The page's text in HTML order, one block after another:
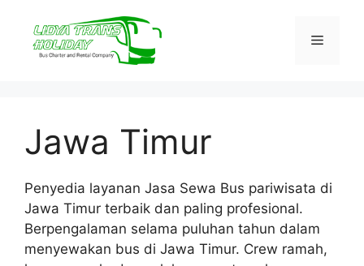
content
Menu
Jawa Timur
Penyedia layanan Jasa Sewa Bus pariwisata di
Jawa Timur terbaik dan paling profesional.
Berpengalaman selama puluhan tahun dalam
menyewakan bus di Jawa Timur. Crew ramah,